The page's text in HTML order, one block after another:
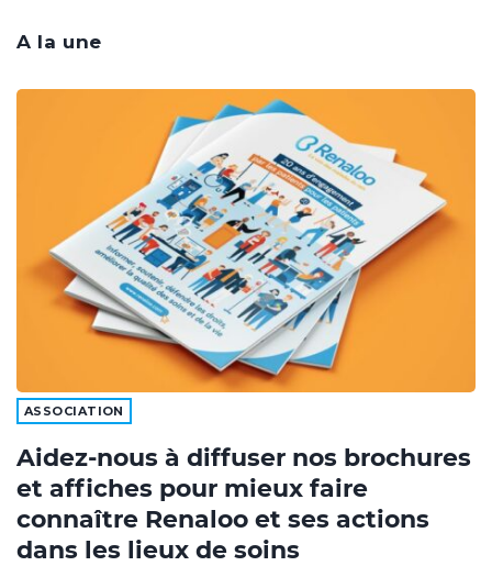
A la une
ASSOCIATION
Aidez-nous à diffuser nos brochures
et affiches pour mieux faire
connaître Renaloo et ses actions
dans les lieux de soins